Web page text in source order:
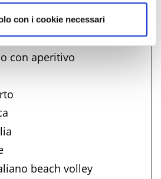
con i cookie necessari
con aperitivo
beach volley